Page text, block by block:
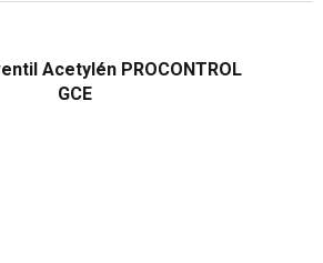
Acetylén PROCONTROL
GCE